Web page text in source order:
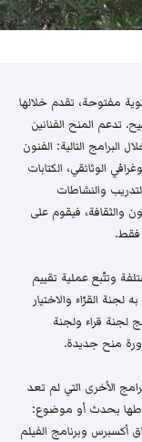
مفتوحة، تقدم خلالها
تدعم المنح الفنانين
البرامج التالية: الفنون
الوثائقي، الكتابات
والنشاطات
والثقافة، فيقوم على
فقط.
المختلفة وتتّبع عملية تقييم
لجنة القرّاء والاختيار
لجنة قراء ولجنة
منح جديدة.
الأخرى التي لم تعد
بحدث أو موضوع:
أكسبرس وبرنامج الفيلم